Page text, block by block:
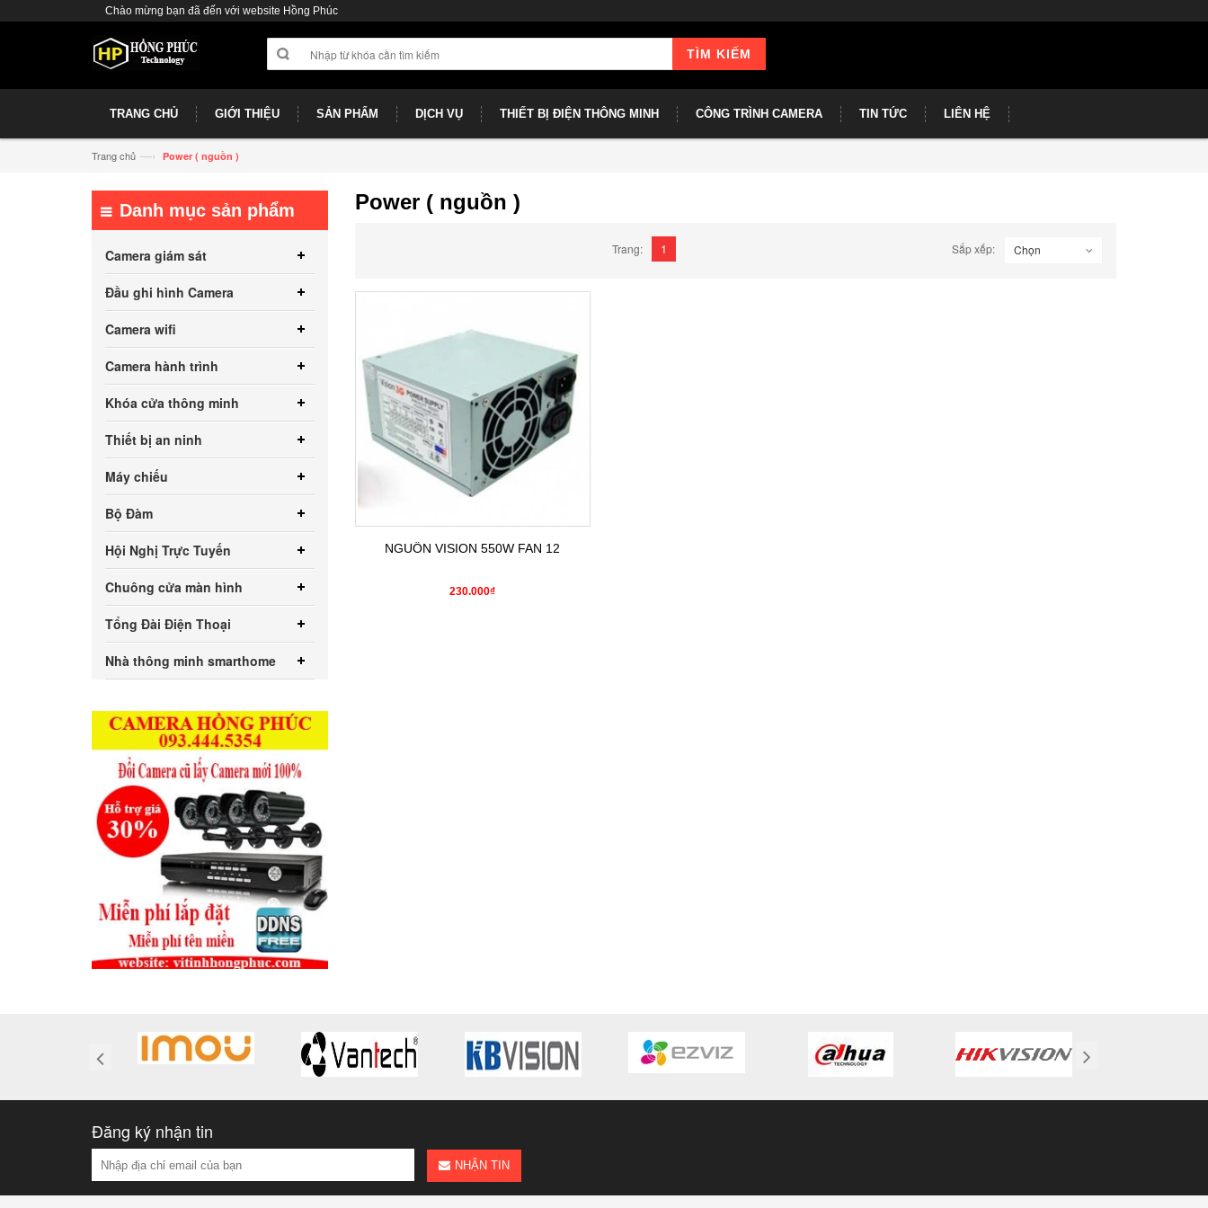
Chào mừng bạn đã đến với website Hồng Phúc
TÌM KIẾM
TRANG CHỦ GIỚI THIỆU SẢN PHẨM DỊCH VỤ THIẾT BỊ ĐIỆN THÔNG MINH CÔNG TRÌNH CAMERA TIN TỨC LIÊN HỆ
Trang chủ —› Power ( nguồn )
Power ( nguồn )
Sắp xếp: Chọn
Trang: 1
NGUỒN VISION 550W FAN 12
230.000₫
Danh mục sản phẩm
Camera giám sát
Đầu ghi hình Camera
Camera wifi
Camera hành trình
Khóa cửa thông minh
Thiết bị an ninh
Máy chiếu
Bộ Đàm
Hội Nghị Trực Tuyến
Chuông cửa màn hình
Tổng Đài Điện Thoại
Nhà thông minh smarthome
Đăng ký nhận tin
NHẬN TIN